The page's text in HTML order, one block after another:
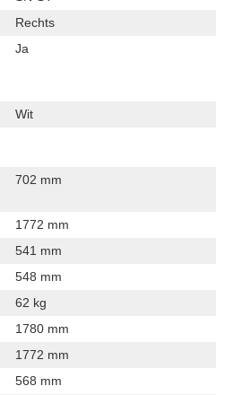
Rechts
Ja
Wit
702 mm
1772 mm
541 mm
548 mm
62 kg
1780 mm
1772 mm
568 mm